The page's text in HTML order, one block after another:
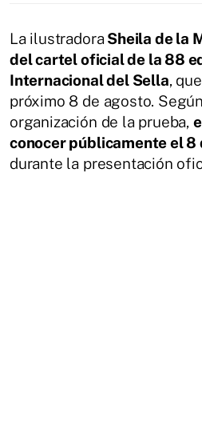
La ilustradora Sheila de la
del cartel oficial de la 88
Internacional del Sella,
próximo 8 de agosto.
organización de la prueba,
conocer públicamente el 8
durante la presentación